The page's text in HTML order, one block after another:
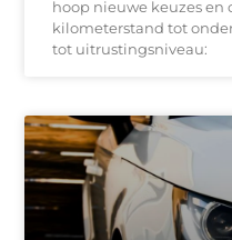
hoop nieuwe keuzes en
kilometerstand tot
tot uitrustingsniveau: